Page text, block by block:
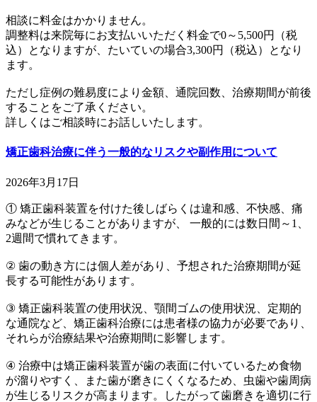
相談に料金はかかりません。
調整料は来院毎にお支払いいただく料金で0～5,500円（税
込）となりますが、たいていの場合3,300円（税込）となり
ます。
ただし症例の難易度により金額、通院回数、治療期間が前後
することをご了承ください。
詳しくはご相談時にお話しいたします。
矯正歯科治療に伴う一般的なリスクや副作用について
2026年3月17日
① 矯正歯科装置を付けた後しばらくは違和感、不快感、痛
みなどが生じることがありますが、 一般的には数日間～1、
2週間で慣れてきます。
② 歯の動き方には個人差があり、予想された治療期間が延
長する可能性があります。
③ 矯正歯科装置の使用状況、顎間ゴムの使用状況、定期的
な通院など、矯正歯科治療には患者様の協力が必要であり、
それらが治療結果や治療期間に影響します。
④ 治療中は矯正歯科装置が歯の表面に付いているため食物
が溜りやすく、また歯が磨きにくくなるため、虫歯や歯周病
が生じるリスクが高まります。したがって歯磨きを適切に行